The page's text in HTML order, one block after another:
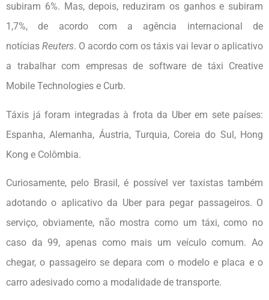
subiram 6%. Mas, depois, reduziram os ganhos e subiram
1,7%, de acordo com a agência internacional de
notícias Reuters. O acordo com os táxis vai levar o aplicativo
a trabalhar com empresas de software de táxi Creative
Mobile Technologies e Curb.
Táxis já foram integradas à frota da Uber em sete países:
Espanha, Alemanha, Áustria, Turquia, Coreia do Sul, Hong
Kong e Colômbia.
Curiosamente, pelo Brasil, é possível ver taxistas também
adotando o aplicativo da Uber para pegar passageiros. O
serviço, obviamente, não mostra como um táxi, como no
caso da 99, apenas como mais um veículo comum. Ao
chegar, o passageiro se depara com o modelo e placa e o
carro adesivado como a modalidade de transporte.